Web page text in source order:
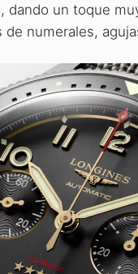
dando un toque
de numerales,